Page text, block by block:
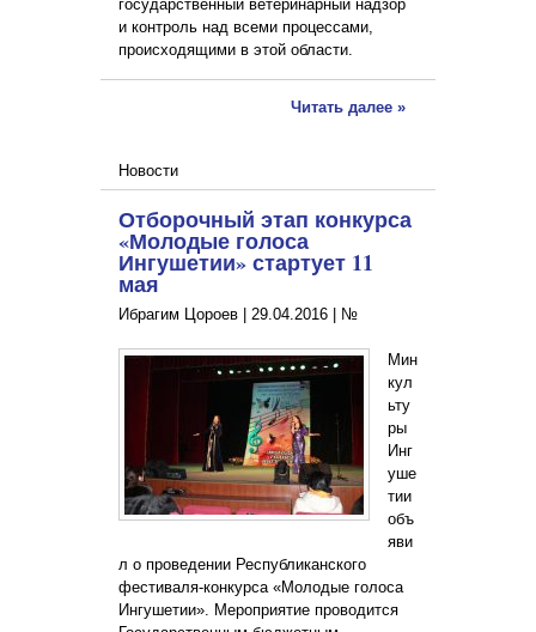
государственный ветеринарный надзор
и контроль над всеми процессами,
происходящими в этой области.
Читать далее »
Новости
Отборочный этап конкурса
«Молодые голоса
Ингушетии» стартует 11
мая
Ибрагим Цороев | 29.04.2016 №
Мин
кул
ьту
ры
Инг
уше
тии
объ
яви
л о проведении Республиканского
фестиваля-конкурса «Молодые голоса
Ингушетии». Мероприятие проводится